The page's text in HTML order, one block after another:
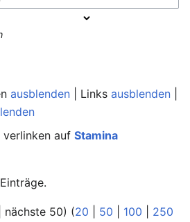
ausblenden | Links ausblenden
verlinken auf Stamina
nächste 50) (20 50 100
250